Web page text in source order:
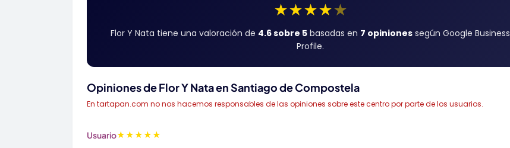
★★★★★
Flor Y Nata tiene una valoración de 4.6 sobre 5 basadas en 7 opiniones según Google Business
Profile.
Opiniones de Flor Y Nata en Santiago de Compostela
En tartapan.com no nos hacemos responsables de las opiniones sobre este centro por parte de los usuarios.
Usuario★★★★★